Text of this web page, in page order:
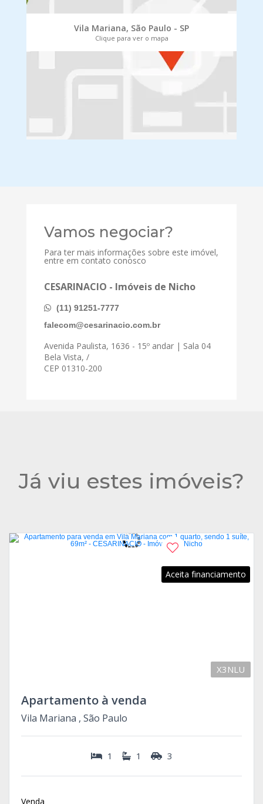
Vila Mariana, São Paulo - SP
Clique para ver o mapa
Vamos negociar?
Para ter mais informações sobre este imóvel,
entre em contato conosco
CESARINACIO - Imóveis de Nicho
(11) 91251-7777
falecom@cesarinacio.com.br
Avenida Paulista, 1636 - 15º andar | Sala 04
Bela Vista, /
CEP 01310-200
Já viu estes imóveis?
Aceita financiamento
X3NLU
Apartamento à venda
Vila Mariana , São Paulo
1 1 3
Venda